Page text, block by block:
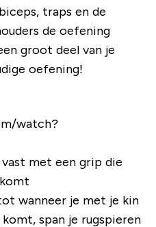
biceps, traps en de
de oefening
groot deel van je
oefening!
watch?
met een grip die
wanneer je met je kin
span je rugspieren